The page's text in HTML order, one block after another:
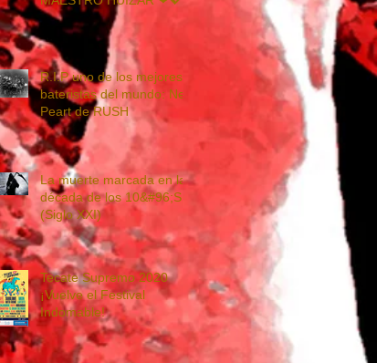
R.I.P uno de los mejores
bateristas del mundo: Neil
Peart de RUSH
La muerte marcada en la
década de los 10&#96;S
(Siglo XXI)
Tecate Supremo 2020
¡Vuelve el Festival
Indomable!